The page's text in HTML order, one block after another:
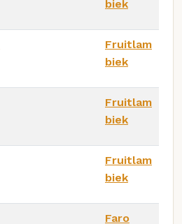
biek
Fruitlam
biek
Fruitlam
biek
Fruitlam
biek
Faro